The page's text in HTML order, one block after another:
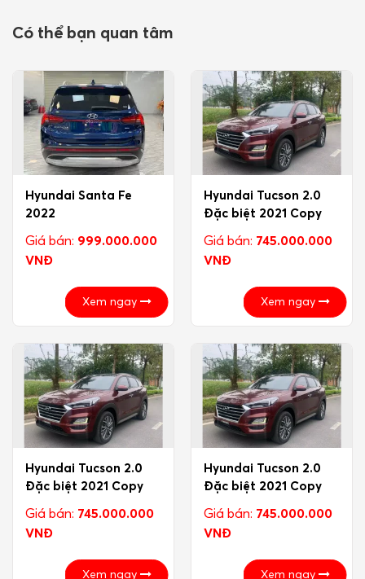
Có thể bạn quan tâm
Hyundai Santa Fe
2022
Giá bán: 999.000.000
VNĐ
Xem ngay
Hyundai Tucson 2.0
Đặc biệt 2021 Copy
Giá bán: 745.000.000
VNĐ
Xem ngay
Hyundai Tucson 2.0
Đặc biệt 2021 Copy
Giá bán: 745.000.000
VNĐ
Xem ngay
Hyundai Tucson 2.0
Đặc biệt 2021 Copy
Giá bán: 745.000.000
VNĐ
Xem ngay